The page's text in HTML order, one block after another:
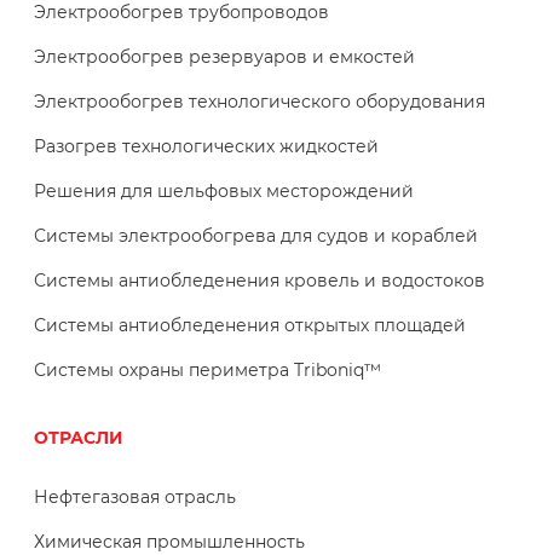
Электрообогрев трубопроводов
Электрообогрев резервуаров и емкостей
Электрообогрев технологического оборудования
Разогрев технологических жидкостей
Решения для шельфовых месторождений
Системы электрообогрева для судов и кораблей
Системы антиобледенения кровель и водостоков
Системы антиобледенения открытых площадей
Системы охраны периметра Triboniq™
ОТРАСЛИ
Нефтегазовая отрасль
Химическая промышленность